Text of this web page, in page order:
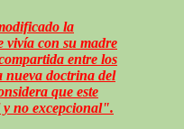
la
vivía con su madre
entre los
nueva doctrina del
que este
no excepcional".